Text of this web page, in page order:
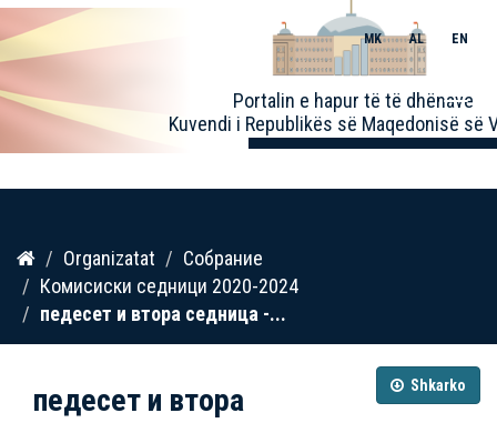
Kalo
përmbajtja
Portalin e hapur të të dhënave
Kuvendi i Republikës së Maqedonisë së
MK AL EN
Toggle
Organizatat
Собрание
Комисиски седници 2020-2024
педесет и втора седница -...
Shkarko
педесет и втора